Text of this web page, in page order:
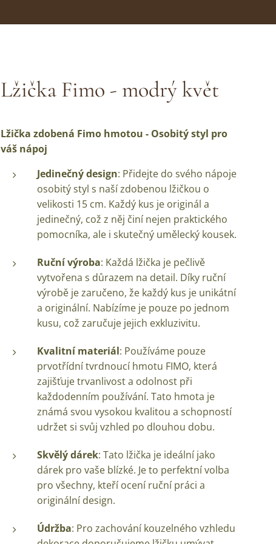
Lžička Fimo - modrý květ
Lžička zdobená Fimo hmotou - Osobitý styl pro
váš nápoj
Jedinečný design: Přidejte do svého nápoje
osobitý styl s naší zdobenou lžičkou o
velikosti 15 cm. Každý kus je originál a
jedinečný, což z něj činí nejen praktického
pomocníka, ale i skutečný umělecký kousek.
Ruční výroba: Každá lžička je pečlivě
vytvořena s důrazem na detail. Díky ruční
výrobě je zaručeno, že každý kus je unikátní
a originální. Nabízíme je pouze po jednom
kusu, což zaručuje jejich exkluzivitu.
Kvalitní materiál: Používáme pouze
prvotřídní tvrdnoucí hmotu FIMO, která
zajišťuje trvanlivost a odolnost při
každodenním používání. Tato hmota je
známá svou vysokou kvalitou a schopností
udržet si svůj vzhled po dlouhou dobu.
Skvělý dárek: Tato lžička je ideální jako
dárek pro vaše blízké. Je to perfektní volba
pro všechny, kteří ocení ruční práci a
originální design.
Údržba: Pro zachování kouzelného vzhledu